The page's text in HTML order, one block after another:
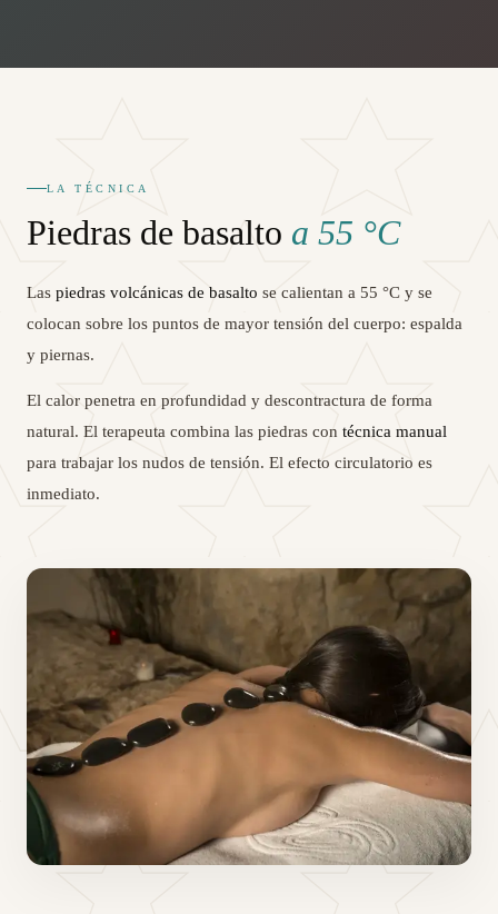
LA TÉCNICA
Piedras de basalto a 55 °C
Las piedras volcánicas de basalto se calientan a 55 °C y se
colocan sobre los puntos de mayor tensión del cuerpo: espalda
y piernas.
El calor penetra en profundidad y descontractura de forma
natural. El terapeuta combina las piedras con técnica manual
para trabajar los nudos de tensión. El efecto circulatorio es
inmediato.